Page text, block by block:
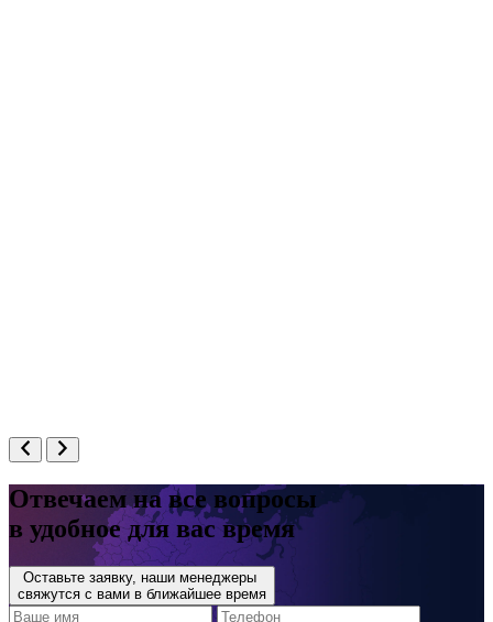
Ачинск, Дзержинского, 49
Отвечаем на все вопросы
в удобное для вас время
Оставьте заявку, наши менеджеры
свяжутся с вами в ближайшее время